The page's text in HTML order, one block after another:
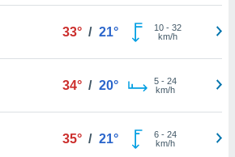
33° / 21° 10- 32
km/h
34° / 20° 5- 24
km/h
35° / 21° 6- 24
km/h